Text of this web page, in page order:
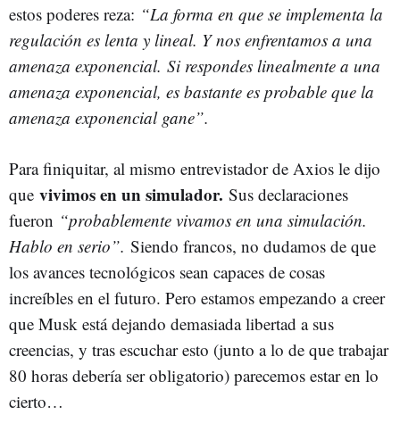
estos poderes reza: “La forma en que se implementa la
regulación es lenta y lineal. Y nos enfrentamos a una
amenaza exponencial. Si respondes linealmente a una
amenaza exponencial, es bastante es probable que la
amenaza exponencial gane”.
Para finiquitar, al mismo entrevistador de Axios le dijo
que vivimos en un simulador. Sus declaraciones
fueron “probablemente vivamos en una simulación.
Hablo en serio”. Siendo francos, no dudamos de que
los avances tecnológicos sean capaces de cosas
increíbles en el futuro. Pero estamos empezando a creer
que Musk está dejando demasiada libertad a sus
creencias, y tras escuchar esto (junto a lo de que trabajar
80 horas debería ser obligatorio) parecemos estar en lo
cierto…